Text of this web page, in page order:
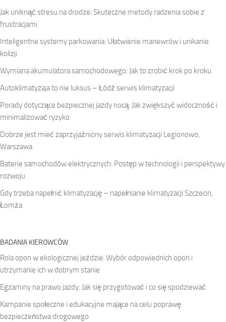
Jak uniknąć stresu na drodze: Skuteczne metody radzenia sobie z
frustracjami
Inteligentne systemy parkowania: Ułatwienie manewrów i unikanie
kolizji
Wymiana akumulatora samochodowego: Jak to zrobić krok po kroku
Autoklimatyzaja to nie luksus – Łódź serwis klimatyzacji
Porady dotyczące bezpiecznej jazdy nocą: Jak zwiększyć widoczność i
minimalizować ryzyko
Dobrze jest mieć zaprzyjaźniony serwis klimatyzacji Legionowo,
Warszawa
Baterie samochodów elektrycznych: Postęp w technologii i perspektywy
rozwoju
Gdy trzeba napełnić klimatyzację – napełnianie klimatyzacji Szczecin,
Łomża
BADANIA KIEROWCÓW
Rola opon w ekologicznej jeździe: Wybór odpowiednich opon i
utrzymanie ich w dobrym stanie
Egzaminy na prawo jazdy: Jak się przygotować i co się spodziewać
Kampanie społeczne i edukacyjne mające na celu poprawę
bezpieczeństwa drogowego